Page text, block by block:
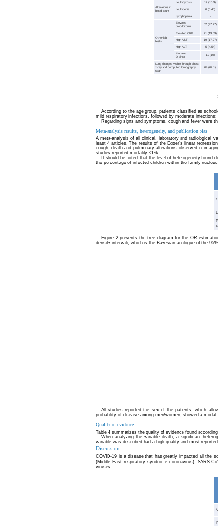
Alterations in
blood count
Leukocytosis 12 (10.9)
Leukopenia 6 (5.45)
Lymphopenia -
Other lab
tests
Elevated
procalcitonin
52 (47.27)
Elevated CRP 21 (19.09)
High AST 19 (17.27)
High ALT 5 (4.54)
Elevated
D-dimer
11 (10)
Lung changes visible through chest
x-ray and computed tomography
scan
64 (62.1)
According to the age group, patients classified as
mild respiratory infections, followed by moderate
Regarding signs and symptoms, cough and fever were
Meta-analysis results, heterogeneity, and publication bias
A meta-analysis of all clinical, laboratory and radiological
least 4 articles. The results of the Egger’s linear
cough, death and pulmonary alterations observed in
studies reported mortality <1%.
It should be noted that the level of heterogeneity found
the percentage of infected children within the family
Figure 2 presents the tree diagram for the OR
density interval), which is the Bayesian analogue of the
All studies reported the sex of the patients, which
probability of disease among men/women, showed a
Quality of evidence
Table 4 summarizes the quality of evidence found
When analyzing the variable death, a significant
variable was described had a high quality and most
Discussion
COVID-19 is a disease that has greatly impacted all the
(Middle East respiratory syndrome coronavirus), SARS-
viruses.